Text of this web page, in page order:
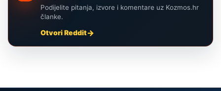
Podijelite pitanja, izvore i komentare uz Kozmos.hr
članke.
Otvori Reddit